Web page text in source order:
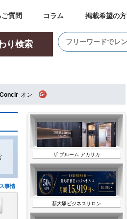
質問 コラム 掲載希望の方
り検索
オン
事情
ザ ブルーム アカサカ
新大塚ビジネスサロン